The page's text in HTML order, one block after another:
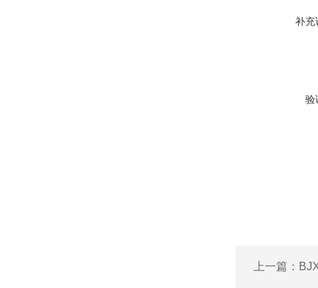
补充
验
上一篇：